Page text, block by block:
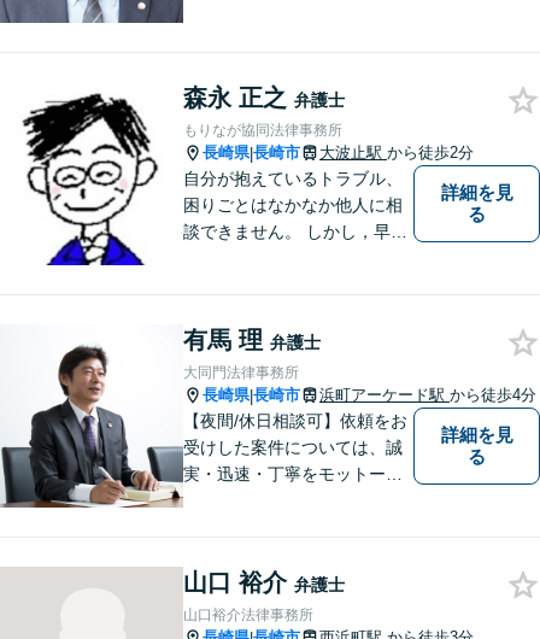
森永 正之 弁護士
もりなが協同法律事務所
長崎県|長崎市 大波止駅 から徒歩2分
自分が抱えているトラブル、
困りごとはなかなか他人に相
談できません。 しかし，早め
談してみませんか。
詳細を見
る
有馬 理 弁護士
大同門法律事務所
長崎県|長崎市 浜町アーケード駅 から徒歩4分
【夜間/休日相談可】依頼をお
受けした案件については、誠
実・迅速・丁寧をモットーに
談にお越しください。
詳細を見
る
山口 裕介 弁護士
山口裕介法律事務所